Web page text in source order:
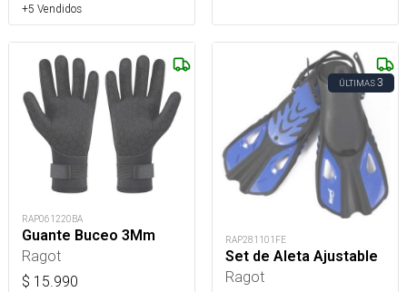
+5 Vendidos
RAP061220BA
Guante Buceo 3Mm
Ragot
$ 15.990
ÚLTIMAS3
RAP281101FE
Set de Aleta Ajustable
Ragot